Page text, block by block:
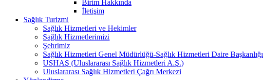
Birim Hakkında
İletişim
Sağlık Turizmi
Sağlık Hizmetleri ve Hekimler
Sağlık Hizmetlerimizi
Şehrimiz
Sağlık Hizmetleri Genel Müdürlüğü-Sağlık Hizmetleri Daire Başkanlığı
USHAŞ (Uluslararası Sağlık Hizmetleri A.Ş.)
Uluslararası Sağlık Hizmetleri Çağrı Merkezi